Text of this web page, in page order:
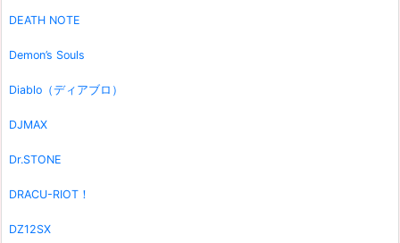
DEATH NOTE
Demon’s Souls
Diablo（ディアブロ）
DJMAX
Dr.STONE
DRACU-RIOT！
DZ12SX